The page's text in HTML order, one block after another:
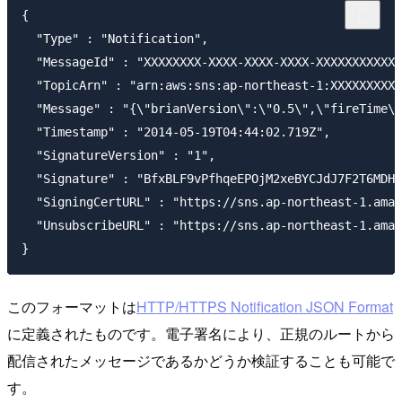
{
  "Type" : "Notification",
"MessageId" : "XXXXXXXX-XXXX-XXXX-XXXX-
"TopicArn" : "arn:aws:sns:ap-northeast-
"Message" :
  "Timestamp" : "2014-05-19T04:44:02.719Z",
  "SignatureVersion" : "1",
"Signature" :
"SigningCertURL" : "https://sns.ap-northeast-
"UnsubscribeURL" : "https://sns.ap-northeast-
このフォーマットはHTTP/HTTPS Notification JSON Format
に定義されたものです。電子署名により、正規のルートから
配信されたメッセージであるかどうか検証することも可能で
す。